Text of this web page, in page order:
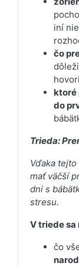
iní
čo
ktoré
do
Trieda:
Vďaka
mať väčší
dni s
stresu.
V triede sa
čo